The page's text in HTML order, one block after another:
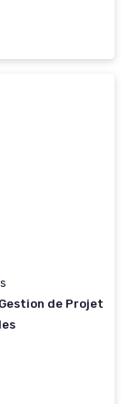
de Projet